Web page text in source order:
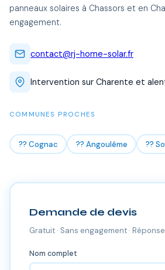
panneaux solaires à Chassors et en
engagement.
contact@rj-home-solar.fr
Intervention sur Charente et
COMMUNES PROCHES
?? Cognac ?? Angoulême ??
Demande de devis
Gratuit · Sans engagement ·
Nom complet